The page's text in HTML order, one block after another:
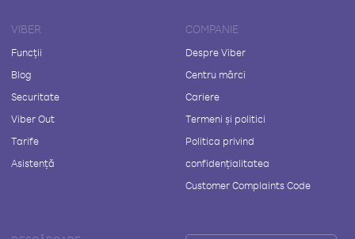
VIBER
Funcții
Blog
Securitate
Viber Out
Tarife
Asistență
COMPANIE
Despre Viber
Centru mărci
Cariere
Termeni și politici
Politica privind
confidențialitatea
Customer Complaints Code